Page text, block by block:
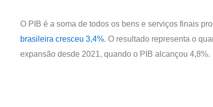
O PIB é a soma de todos os bens e serviços finais
brasileira cresceu 3,4%. O resultado representa o
expansão desde 2021, quando o PIB alcançou 4,8%.